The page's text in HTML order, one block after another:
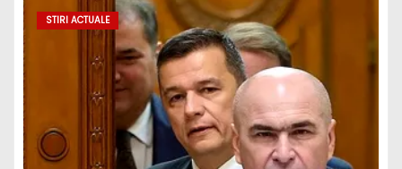
STIRI ACTUALE